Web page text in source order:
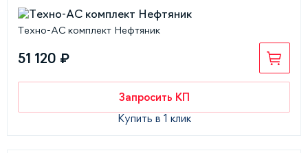
Техно-АС комплект Нефтяник
51 120 ₽
Запросить КП
Купить в 1 клик